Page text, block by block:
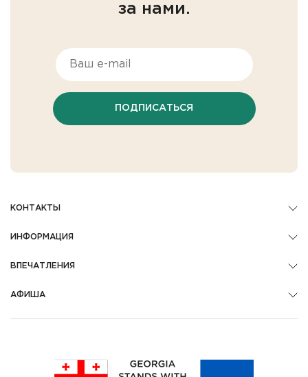
за нами.
ПОДПИСАТЬСЯ
КОНТАКТЫ
ИНФОРМАЦИЯ
ВПЕЧАТЛЕНИЯ
АФИША